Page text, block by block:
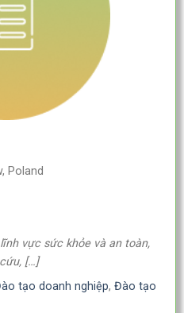
Poland
vực sức khỏe và an toàn,
[…]
tạo doanh nghiệp, Đào tạo